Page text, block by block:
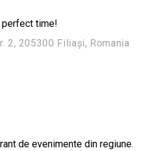
perfect time!
2, 205300 Filiași, Romania
de evenimente din regiune.